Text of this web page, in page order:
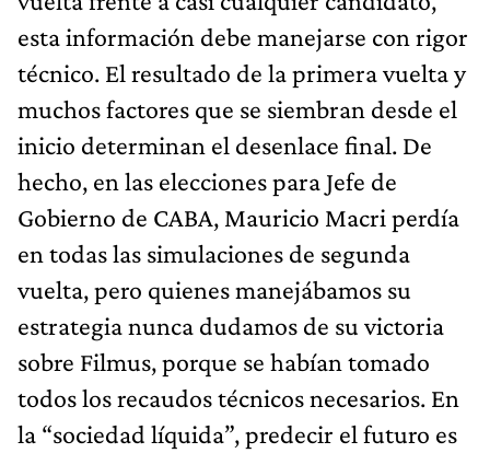
esta información debe manejarse con rigor
técnico. El resultado de la primera vuelta y
muchos factores que se siembran desde el
inicio determinan el desenlace final. De
hecho, en las elecciones para Jefe de
Gobierno de CABA, Mauricio Macri perdía
en todas las simulaciones de segunda
vuelta, pero quienes manejábamos su
estrategia nunca dudamos de su victoria
sobre Filmus, porque se habían tomado
todos los recaudos técnicos necesarios. En
la “sociedad líquida”, predecir el futuro es